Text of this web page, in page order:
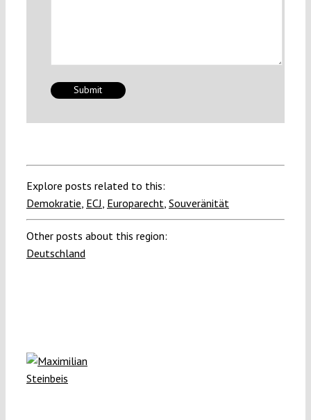
Explore posts related to this:
Demokratie ECJ Europarecht Souveränität
Other posts about this region:
Deutschland